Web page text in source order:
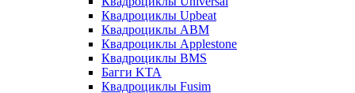
Квадроциклы Upbeat
Квадроциклы ABM
Квадроциклы Applestone
Квадроциклы BMS
Багги KTA
Квадроциклы Fusim